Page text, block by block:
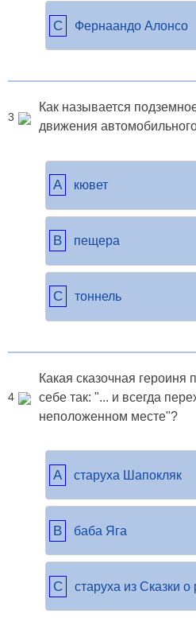
C Фернаандо Алонсо
3
Как называется
движения
A кювет
B пещера
C тоннель
4
Какая сказочная героиня
себе так: "... и всегда
неположенном месте"?
A старуха Шапокляк
B баба Яга
C старуха из Сказки